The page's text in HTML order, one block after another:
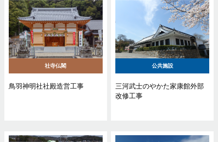
社寺仏閣
鳥羽神明社社殿造営工事
公共施設
三河武士のやかた家康館外部
改修工事